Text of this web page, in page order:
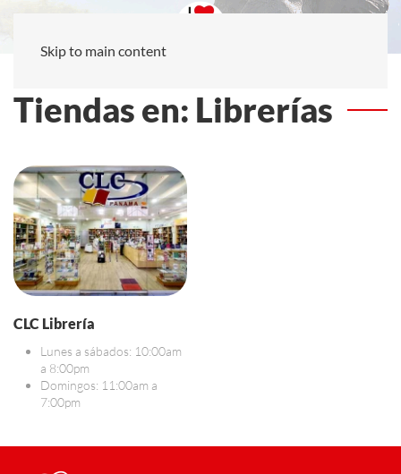
Skip to main content
Tiendas en: Librerías
CLC Librería
Lunes a sábados: 10:00am
a 8:00pm
Domingos: 11:00am a
7:00pm